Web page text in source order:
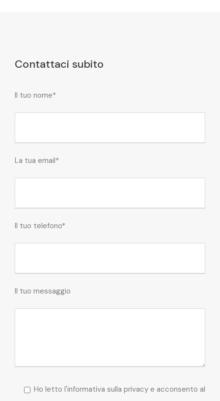
Contattaci subito
Il tuo nome*
La tua email*
Il tuo telefono*
Il tuo messaggio
Ho letto l'informativa sulla privacy e acconsento al